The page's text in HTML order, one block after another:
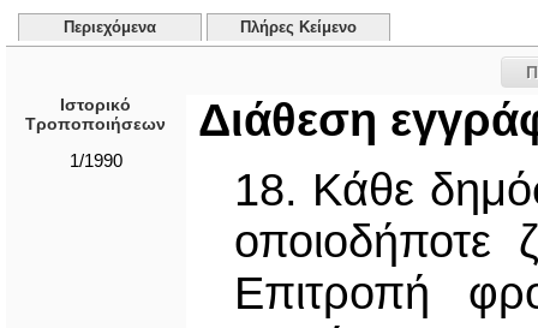
Περιεχόμενα Πλήρες Κείμενο
Ιστορικό
Τροποποιήσεων
1/1990
Διάθεση
18. Κάθε
οποιοδήποτε
Επιτροπή